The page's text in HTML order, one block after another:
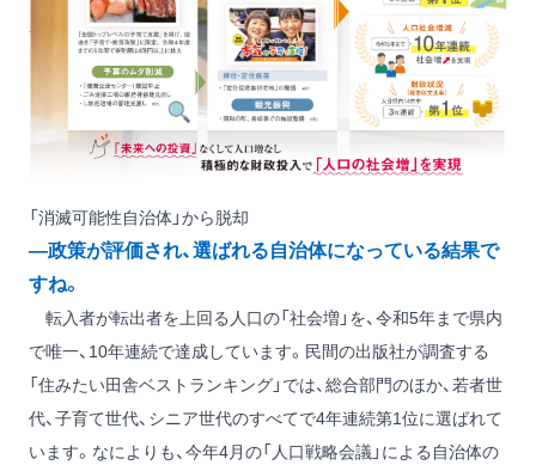
「消滅可能性自治体」から脱却
―政策が評価され、選ばれる自治体になっている結果で
すね。
転入者が転出者を上回る人口の「社会増」を、令和5年まで県内
で唯一、10年連続で達成しています。民間の出版社が調査する
「住みたい田舎ベストランキング」では、総合部門のほか、若者世
代、子育て世代、シニア世代のすべてで4年連続第1位に選ばれて
います。なによりも、今年4月の「人口戦略会議」による自治体の